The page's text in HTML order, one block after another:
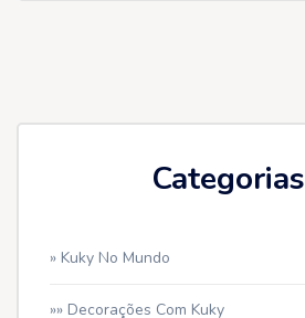
Categorias
» Kuky No Mundo
»» Decorações Com Kuky